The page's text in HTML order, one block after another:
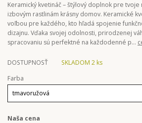
Keramický kvetináč – štýlový doplnok pre
izbovým rastlinám krásny domov. Keramické
voľbou pre každého, kto hľadá spojenie
dizajnu. Vďaka svojej odolnosti, prirodzenej
spracovaniu sú perfektné na každodenné p...
DOSTUPNOSŤ
SKLADOM 2 ks
Farba
Naša cena